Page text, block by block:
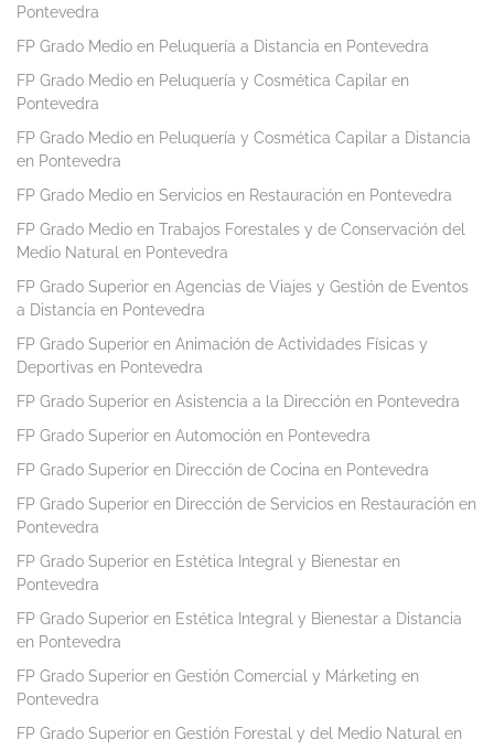
Pontevedra
FP Grado Medio en Peluquería a Distancia en Pontevedra
FP Grado Medio en Peluquería y Cosmética Capilar en
Pontevedra
FP Grado Medio en Peluquería y Cosmética Capilar a Distancia
en Pontevedra
FP Grado Medio en Servicios en Restauración en Pontevedra
FP Grado Medio en Trabajos Forestales y de Conservación del
Medio Natural en Pontevedra
FP Grado Superior en Agencias de Viajes y Gestión de Eventos
a Distancia en Pontevedra
FP Grado Superior en Animación de Actividades Físicas y
Deportivas en Pontevedra
FP Grado Superior en Asistencia a la Dirección en Pontevedra
FP Grado Superior en Automoción en Pontevedra
FP Grado Superior en Dirección de Cocina en Pontevedra
FP Grado Superior en Dirección de Servicios en Restauración en
Pontevedra
FP Grado Superior en Estética Integral y Bienestar en
Pontevedra
FP Grado Superior en Estética Integral y Bienestar a Distancia
en Pontevedra
FP Grado Superior en Gestión Comercial y Márketing en
Pontevedra
FP Grado Superior en Gestión Forestal y del Medio Natural en